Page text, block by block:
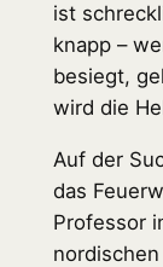
ist
knapp –
besiegt,
wird die
Auf der
das
Professor